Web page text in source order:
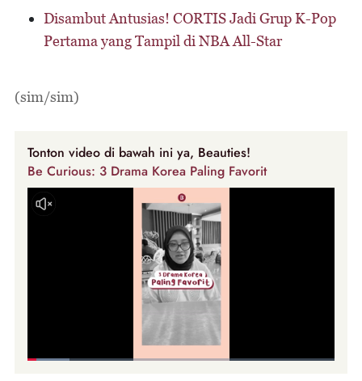
Disambut Antusias! CORTIS Jadi Grup K-Pop
Pertama yang Tampil di NBA All-Star
(sim/sim)
Tonton video di bawah ini ya, Beauties!
Be Curious: 3 Drama Korea Paling Favorit